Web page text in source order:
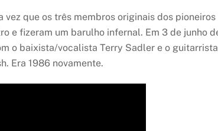
vez que os três membros originais dos
e fizeram um barulho infernal. Em 3 de
o baixista/vocalista Terry Sadler e o
Era 1986 novamente.